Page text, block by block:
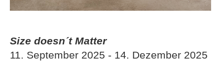
Size doesn´t Matter
11. September 2025 - 14. Dezember 2025